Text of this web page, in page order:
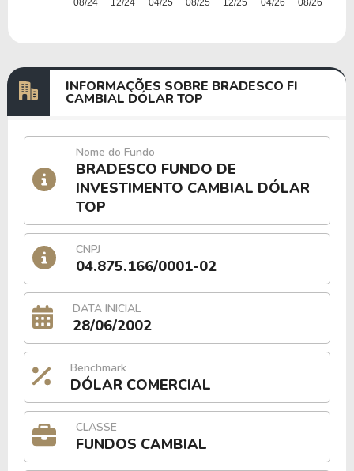
INFORMAÇÕES SOBRE BRADESCO FI
CAMBIAL DÓLAR TOP
Nome do Fundo
BRADESCO FUNDO DE
INVESTIMENTO CAMBIAL DÓLAR
TOP
CNPJ
04.875.166/0001-02
DATA INICIAL
28/06/2002
Benchmark
DÓLAR COMERCIAL
CLASSE
FUNDOS CAMBIAL